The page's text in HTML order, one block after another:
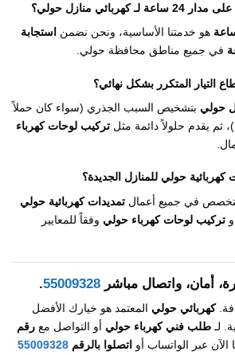
24 ساعة لـكهربائي منازل حولي؟
هو خدمتنا الأساسية، ونحن نضمن استجابة
في جميع مناطق محافظة حولي.
التيار المتكرر بشكل نهائي؟
حولي بتشخيص السبب الجذري (سواء كان حملاً
ثم يقدم حلولاً دائمة مثل تركيب لوحات كهرباء
كهربائية حولي للمنازل الجديدة؟
في جميع أعمال تمديدات كهربائية حولي
تركيب لوحات كهرباء حولي وفقاً للمعايير
أمان، واتصال مباشر 55009328
.
كهربائي حولي المعتمد هو خيارك الأفضل
لـ طلب فني كهرباء حولي أو التواصل مع رقم
الآن عبر الواتساب أو اتصلوا بالرقم 55009328